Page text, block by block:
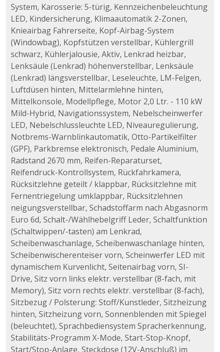
System, Karosserie: 5-türig, Kennzeichenbeleuchtung
LED, Kindersicherung, Klimaautomatik 2-Zonen,
Knieairbag Fahrerseite, Kopf-Airbag-System
(Windowbag), Kopfstützen verstellbar, Kühlergrill
schwarz, Kühlerjalousie, Aktiv, Lenkrad heizbar,
Lenksäule (Lenkrad) höhenverstellbar, Lenksäule
(Lenkrad) längsverstellbar, Leseleuchte, LM-Felgen,
Luftdüsen hinten, Mittelarmlehne hinten,
Mittelkonsole, Modellpflege, Motor 2,0 Ltr. - 110 kW
Mild-Hybrid, Navigationssystem, Nebelscheinwerfer
LED, Nebelschlussleuchte LED, Niveauregulierung,
Notbrems-Warnblinkautomatik, Otto-Partikelfilter
(GPF), Parkbremse elektronisch, Pedale Aluminium,
Radstand 2670 mm, Reifen-Reparaturset,
Reifendruck-Kontrollsystem, Rückfahrkamera,
Rücksitzlehne geteilt / klappbar, Rücksitzlehne mit
Fernentriegelung umklappbar, Rücksitzlehnen
neigungsverstellbar, Schadstoffarm nach Abgasnorm
Euro 6d, Schalt-/Wählhebelgriff Leder, Schaltfunktion
(Schaltwippen/-tasten) am Lenkrad,
Scheibenwaschanlage, Scheibenwaschanlage hinten,
Scheibenwischerenteiser vorn, Scheinwerfer LED mit
dynamischem Kurvenlicht, Seitenairbag vorn, SI-
Drive, Sitz vorn links elektr. verstellbar (8-fach, mit
Memory), Sitz vorn rechts elektr. verstellbar (8-fach),
Sitzbezug / Polsterung: Stoff/Kunstleder, Sitzheizung
hinten, Sitzheizung vorn, Sonnenblenden mit Spiegel
(beleuchtet), Sprachbediensystem Spracherkennung,
Stabilitäts-Programm X-Mode, Start-Stop-Knopf,
Start/Stop-Anlage, Steckdose (12V-Anschluß) im